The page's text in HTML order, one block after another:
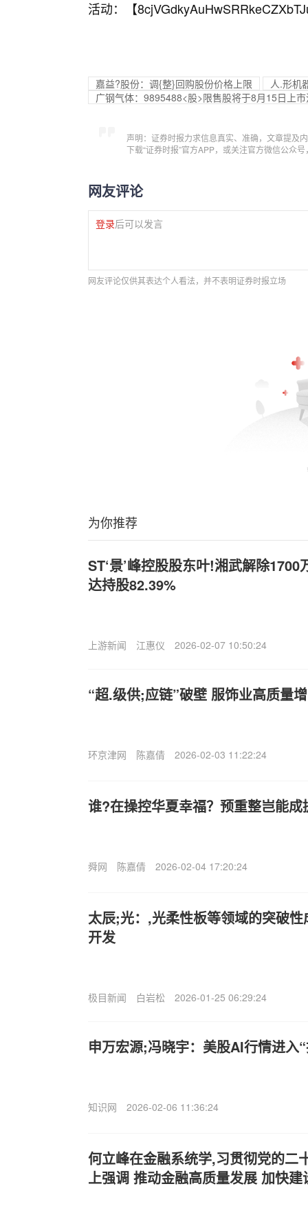
活动：【
嘉益?股份：调{整}回购股份价格上限
人.形机
广钢气体：9895488<股>限售股将于8月15日上
声明：证券时报力求信息真实、准确，文章提及
下载“证券时报”官方APP，或关注官方微信公众
网友评论
登录后可以发言
网友评论仅供其表达个人看法，并不表明证券时报立场
为你推荐
ST‘景’峰控股股东叶!湘武解除
达持股82.39%
上游新闻 江惠仪 2026-02-07 10:50:24
“超.级供;应链”破壁 服饰业高质量
环京津网 陈嘉倩 2026-02-03 11:22:24
谁?在操控华夏幸福？预重整岂能成
舜网 陈嘉倩 2026-02-04 17:20:24
太辰;光：,光柔性板等领域的突破
开发
极目新闻 白岩松 2026-01-25 06:29:24
申万宏源;冯晓宇：美股AI行情进入
知识网 2026-02-06 11:36:24
何立峰在金融系统学,习贯彻党的二
上强调 推动金融高质量发展 加快建